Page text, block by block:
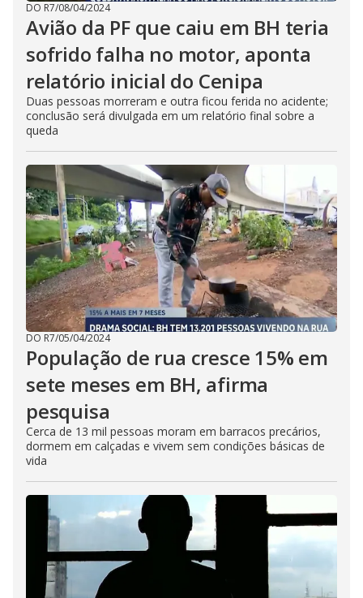
DO R7/08/04/2024
Avião da PF que caiu em BH teria
sofrido falha no motor, aponta
relatório inicial do Cenipa
Duas pessoas morreram e outra ficou ferida no acidente;
conclusão será divulgada em um relatório final sobre a
queda
DO R7/05/04/2024
População de rua cresce 15% em
sete meses em BH, afirma
pesquisa
Cerca de 13 mil pessoas moram em barracos precários,
dormem em calçadas e vivem sem condições básicas de
vida